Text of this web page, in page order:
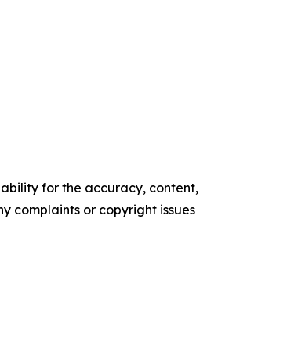
for the accuracy, content,
complaints or copyright issues